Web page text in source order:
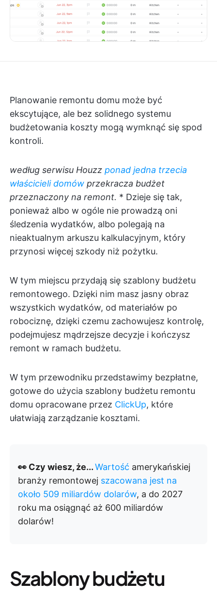
Planowanie remontu domu może być
ekscytujące, ale bez solidnego systemu
budżetowania koszty mogą wymknąć się spod
kontroli.
według serwisu Houzz ponad jedna trzecia
właścicieli domów przekracza budżet
przeznaczony na remont. * Dzieje się tak,
ponieważ albo w ogóle nie prowadzą oni
śledzenia wydatków, albo polegają na
nieaktualnym arkuszu kalkulacyjnym, który
przynosi więcej szkody niż pożytku.
W tym miejscu przydają się szablony budżetu
remontowego. Dzięki nim masz jasny obraz
wszystkich wydatków, od materiałów po
robociznę, dzięki czemu zachowujesz kontrolę,
podejmujesz mądrzejsze decyzje i kończysz
remont w ramach budżetu.
W tym przewodniku przedstawimy bezpłatne,
gotowe do użycia szablony budżetu remontu
domu opracowane przez ClickUp, które
ułatwiają zarządzanie kosztami.
👀 Czy wiesz, że...Wartość amerykańskiej
branży remontowej szacowana jest na
około 509 miliardów dolarów, a do 2027
roku ma osiągnąć aż 600 miliardów
dolarów!
Szablony budżetu